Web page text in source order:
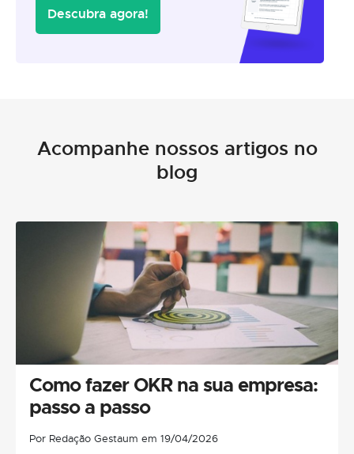
Descubra agora!
Acompanhe nossos artigos no
blog
Como fazer OKR na sua empresa:
passo a passo
Por Redação Gestaum em 19/04/2026